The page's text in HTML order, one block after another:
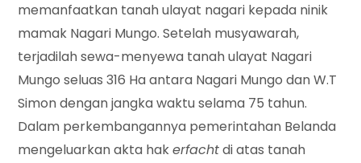
memanfaatkan tanah ulayat nagari kepada ninik
mamak Nagari Mungo. Setelah musyawarah,
terjadilah sewa-menyewa tanah ulayat Nagari
Mungo seluas 316 Ha antara Nagari Mungo dan W.T
Simon dengan jangka waktu selama 75 tahun.
Dalam perkembangannya pemerintahan Belanda
mengeluarkan akta hakerfachtdi atas tanah